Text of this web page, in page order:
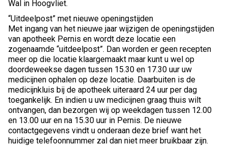
Wal in Hoogvliet.
“Uitdeelpost” met nieuwe openingstijden
Met ingang van het nieuwe jaar wijzigen de openingstijden
van apotheek Pernis en wordt deze locatie een
zogenaamde “uitdeelpost”. Dan worden er geen recepten
meer op die locatie klaargemaakt maar kunt u wel op
doordeweekse dagen tussen 15.30 en 17.30 uur uw
medicijnen ophalen op deze locatie. Daarbuiten is de
medicijnkluis bij de apotheek uiteraard 24 uur per dag
toegankelijk. En indien u uw medicijnen graag thuis wilt
ontvangen, dan bezorgen wij op weekdagen tussen 12.00
en 13.00 uur en na 15.30 uur in Pernis. De nieuwe
contactgegevens vindt u onderaan deze brief want het
huidige telefoonnummer zal dan niet meer bruikbaar zijn.